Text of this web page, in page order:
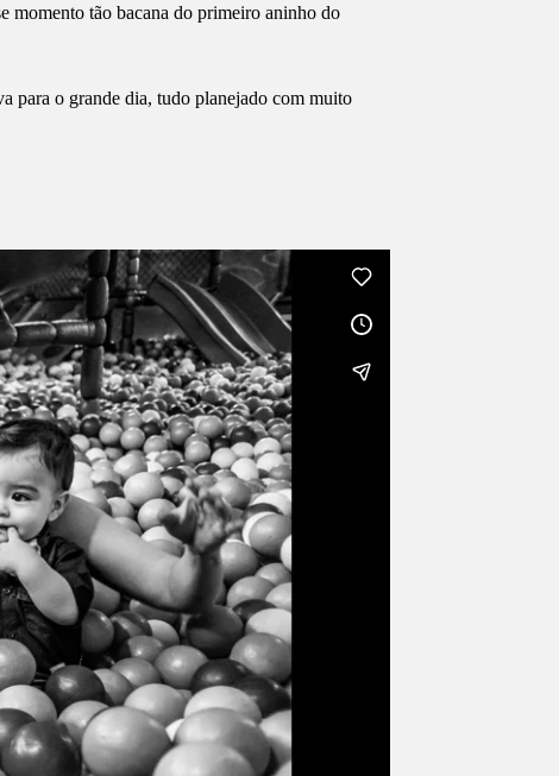
momento tão bacana do primeiro aninho do
para o grande dia, tudo planejado com muito